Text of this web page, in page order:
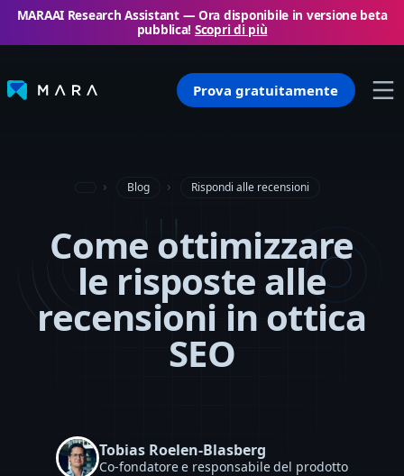
MARAAI Research Assistant — Ora disponibile in versione beta
pubblica! Scopri di più
Prova gratuitamente
Blog Rispondi alle recensioni
Come ottimizzare
le risposte alle
recensioni in ottica
SEO
Tobias Roelen-Blasberg
Co-fondatore e responsabile del prodotto